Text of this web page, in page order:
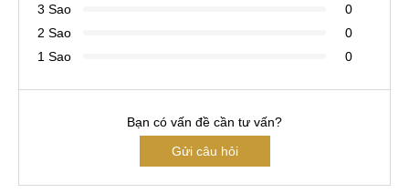
3 Sao
0
2 Sao
0
1 Sao
0
Bạn có vấn đề cần tư vấn?
Gửi câu hỏi